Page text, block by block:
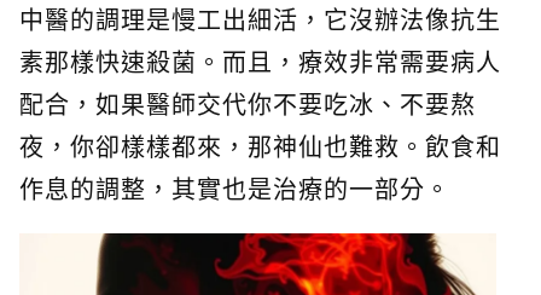
中醫的調理是慢工出細活，它沒辦法像抗生
素那樣快速殺菌。而且，療效非常需要病人
配合，如果醫師交代你不要吃冰、不要熬
夜，你卻樣樣都來，那神仙也難救。飲食和
作息的調整，其實也是治療的一部分。